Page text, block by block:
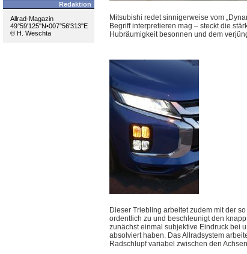
Redaktion
Allrad-Magazin
49°59'125''N•007°56'313''E
© H. Weschta
Mitsubishi redet sinnigerweise vom
Begriff interpretieren mag – steckt die
Hubräumigkeit besonnen und dem
Dieser Triebling arbeitet zudem mit der
ordentlich zu und beschleunigt den
zunächst einmal subjektive Eindruck bei
absolviert haben. Das Allradsystem
Radschlupf variabel zwischen den